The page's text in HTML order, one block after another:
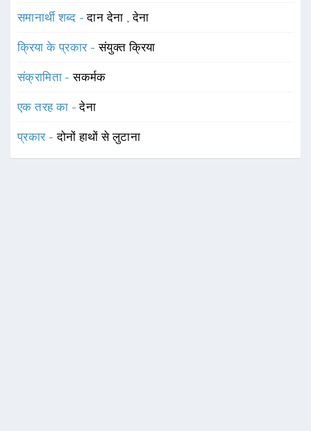
समानार्थी शब्द -दान देना ,देना
क्रिया के प्रकार -संयुक्त क्रिया
संक्रामिता -सकर्मक
एक तरह का -देना
प्रकार -दोनों हाथों से लुटाना